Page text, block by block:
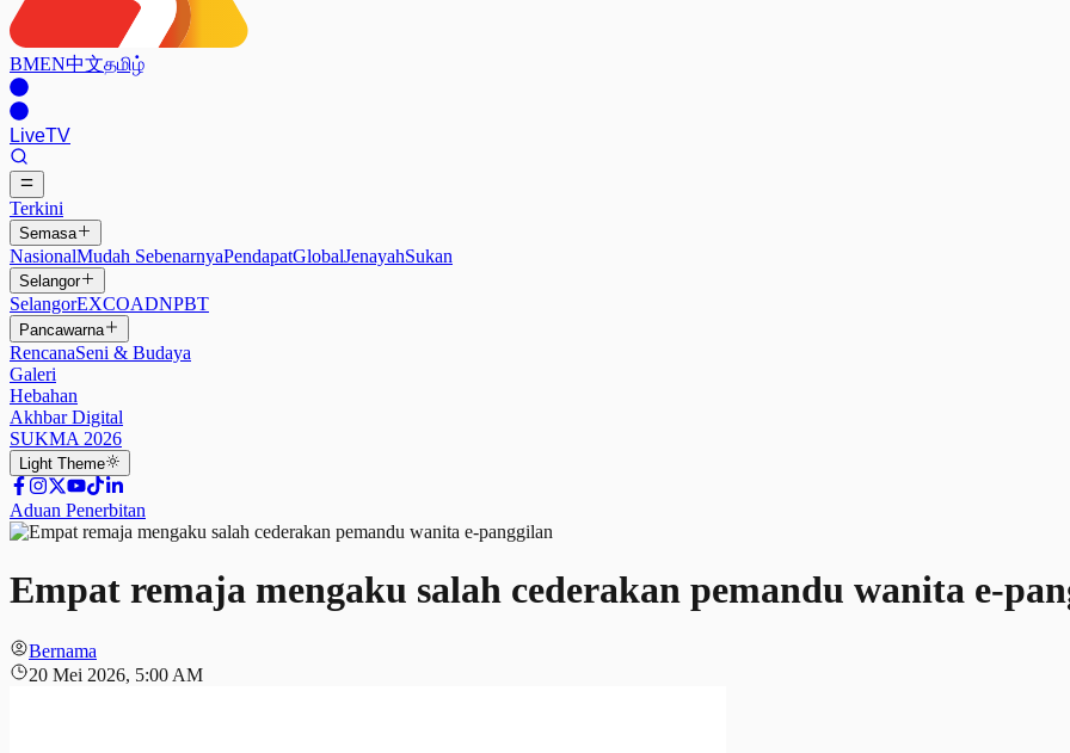
BMEN中文தமிழ்
LiveTV
Terkini
Semasa
NasionalMudah SebenarnyaPendapatGlobalJenayahSukan
Selangor
SelangorEXCOADNPBT
Pancawarna
RencanaSeni & Budaya
Galeri
Hebahan
Akhbar Digital
SUKMA 2026
Light Theme
Aduan Penerbitan
Empat remaja mengaku salah cederakan pemandu wanita e-
Bernama
20 Mei 2026, 5:00 AM